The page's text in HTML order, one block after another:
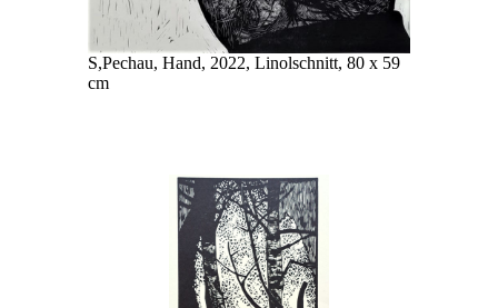
S,Pechau, Hand, 2022, Linolschnitt, 80 x 59
cm